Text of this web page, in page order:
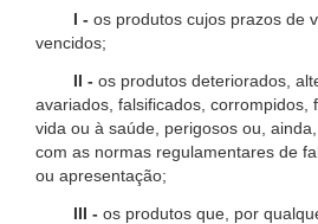
I - os produtos cujos prazos de
vencidos;
II - os produtos deteriorados,
avariados, falsificados, corrompidos,
vida ou à saúde, perigosos ou,
com as normas regulamentares de
ou apresentação;
III - os produtos que, por